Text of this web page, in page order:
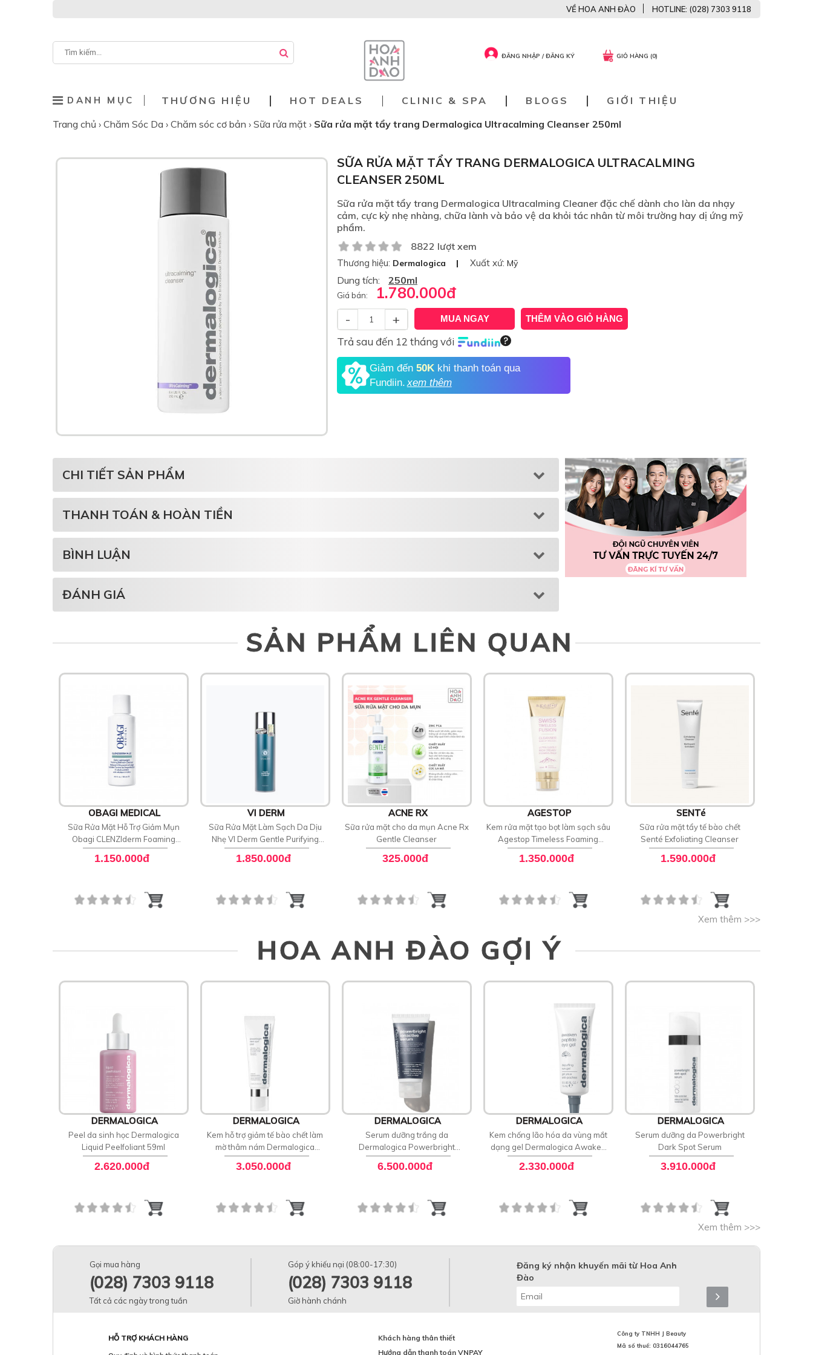
ĐĂNG NHẬP / ĐĂNG KÝ GIỎ HÀNG (0)
VỀ HOA ANH ĐÀO HOTLINE: (028) 7303 9118
DANH MỤC THƯƠNG HIỆU HOT DEALS CLINIC & SPA BLOGS
GIỚI THIỆU
Trang chủ › Chăm Sóc Da › Chăm sóc cơ bản › Sữa rửa mặt › Sữa rửa mặt tẩy trang Dermalogica Ultracalming Cleanser 250ml
SỮA RỬA MẶT TẨY TRANG DERMALOGICA ULTRACALMING
CLEANSER 250ML
Sữa rửa mặt tẩy trang Dermalogica Ultracalming Cleaner đặc chế dành cho làn da nhạy
cảm, cực kỳ nhẹ nhàng, chữa lành và bảo vệ da khỏi tác nhân từ môi trường hay dị ứng mỹ
phẩm.
8822 lượt xem
Thương hiệu: Dermalogica Xuất xứ: Mỹ
Dung tích: 250ml
Giá bán: 1.780.000đ
- + MUA NGAY THÊM VÀO GIỎ HÀNG
Trả sau đến 12 tháng với
Giảm đến 50K khi thanh toán qua
Fundiin. xem thêm
CHI TIẾT SẢN PHẨM
THANH TOÁN & HOÀN TIỀN
BÌNH LUẬN
ĐÁNH GIÁ
SẢN PHẨM LIÊN QUAN
OBAGI MEDICAL
Sữa Rửa Mặt Hỗ Trợ Giảm Mụn
Obagi CLENZIderm Foaming
Blemish Cleanser
1.150.000đ
VI DERM
Sữa Rửa Mặt Làm Sạch Da Dịu
Nhẹ VI Derm Gentle Purifying
Cleanser
1.850.000đ
ACNE RX
Sữa rửa mặt cho da mụn Acne Rx
Gentle Cleanser
325.000đ
AGESTOP
Kem rửa mặt tạo bọt làm sạch sâu
Agestop Timeless Foaming
Cleansing Balm
1.350.000đ
SENTé
Sữa rửa mặt tẩy tế bào chết
Senté Exfoliating Cleanser
1.590.000đ
Xem thêm >>>
HOA ANH ĐÀO GỢI Ý
DERMALOGICA
Peel da sinh học Dermalogica
Liquid Peelfoliant 59ml
2.620.000đ
DERMALOGICA
Kem hỗ trợ giảm tế bào chết làm
mờ thâm nám Dermalogica
PowerBright Dark Spot Peel
3.050.000đ
DERMALOGICA
Serum dưỡng trắng da
Dermalogica Powerbright
Ionactive Serum
6.500.000đ
DERMALOGICA
Kem chống lão hóa da vùng mắt
dạng gel Dermalogica Awaken
Peptide Depuffing
2.330.000đ
DERMALOGICA
Serum dưỡng da Powerbright
Dark Spot Serum
3.910.000đ
Xem thêm >>>
Gọi mua hàng
(028) 7303 9118
Tất cả các ngày trong tuần
Góp ý khiếu nại (08:00-17:30)
(028) 7303 9118
Giờ hành chánh
Đăng ký nhận khuyến mãi từ Hoa Anh
Đào
HỖ TRỢ KHÁCH HÀNG
Khách hàng thân thiết
Hướng dẫn thanh toán VNPAY
Công ty TNHH J Beauty
Mã số thuế: 0316044765